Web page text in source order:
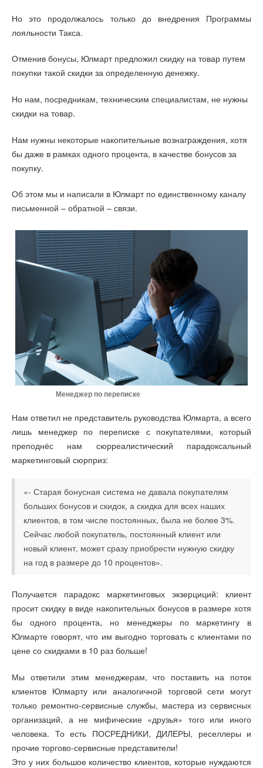
Но это продолжалось только до внедрения Программы
лояльности Такса.
Отменив бонусы, Юлмарт предложил скидку на товар путем
покупки такой скидки за определенную денежку.
Но нам, посредникам, техническим специалистам, не нужны
скидки на товар.
Нам нужны некоторые накопительные вознаграждения, хотя
бы даже в рамках одного процента, в качестве бонусов за
покупку.
Об этом мы и написали в Юлмарт по единственному каналу
письменной – обратной – связи.
Менеджер по переписке
Нам ответил не представитель руководства Юлмарта, а всего
лишь менеджер по переписке с покупателями, который
преподнёс нам сюрреалистический парадоксальный
маркетинговый сюрприз:
«- Старая бонусная система не давала покупателям
больших бонусов и скидок, а скидка для всех наших
клиентов, в том числе постоянных, была не более 3%.
Сейчас любой покупатель, постоянный клиент или
новый клиент, может сразу приобрести нужную скидку
на год в размере до 10 процентов».
Получается парадокс маркетинговых экзерциций: клиент
просит скидку в виде накопительных бонусов в размере хотя
бы одного процента, но менеджеры по маркетингу в
Юлмарте говорят, что им выгодно торговать с клиентами по
цене со скидками в 10 раз больше!
Мы ответили этим менеджерам, что поставить на поток
клиентов Юлмарту или аналогичной торговой сети могут
только ремонтно-сервисные службы, мастера из сервисных
организаций, а не мифические «друзья» того или иного
человека. То есть ПОСРЕДНИКИ, ДИЛЕРЫ, реселлеры и
прочие торгово-сервисные представители!
Это у них большое количество клиентов, которые нуждаются